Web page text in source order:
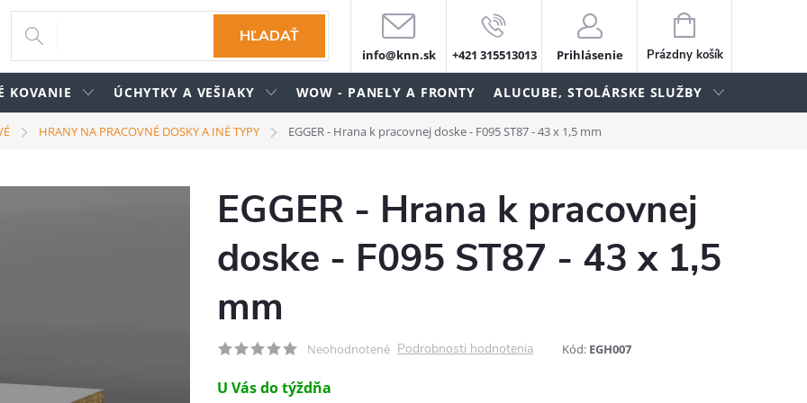
HĽADAŤ
info@knn.sk +421 315513013 Prihlásenie
NÁKUPNÝ
KOŠÍK
Prázdny košík
KOVANIE ÚCHYTKY A VEŠIAKY WOW - PANELY A FRONTY ALUCUBE, STOLÁRSKE SLUŽBY
HRANY NA PRACOVNÉ DOSKY A INÉ TYPY EGGER - Hrana k pracovnej doske - F095 ST87 - 43 x 1,5 mm
EGGER - Hrana k pracovnej
doske - F095 ST87 - 43 x 1,5
mm
Neohodnotené Podrobnosti hodnotenia Kód: EGH007
U Vás do týždňa